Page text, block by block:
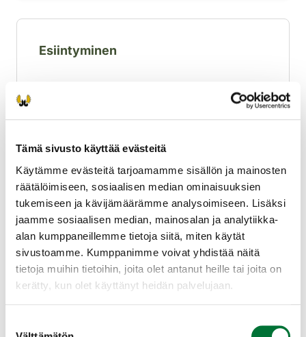
Tämä sivusto käyttää evästeitä
Käytämme evästeitä tarjoamamme sisällön ja mainosten
räätälöimiseen, sosiaalisen median ominaisuuksien
tukemiseen ja kävijämäärämme analysoimiseen. Lisäksi
jaamme sosiaalisen median, mainosalan ja analytiikka-
alan kumppaneillemme tietoja siitä, miten käytät
sivustoamme. Kumppanimme voivat yhdistää näitä
tietoja muihin tietoihin, joita olet antanut heille tai joita on
kerätty, kun olet käyttänyt heidän palvelujaan.
Esiintyminen
Teeri on yhdessä pyyn kanssa runsain
kanalintulajimme. Se pesii lähes koko
Teeren kannankehitys Suomessa on ollut
lähes identtinen metson kanssa: pitkän
taantuman jälkeen 2000-luvulla kanta on
ollut jopa hienoisessa kasvussa. Molemmilla
lajeilla vuosien väliset kannanvaihtelut
voivat lisäksi olla huomattavia.
Teertä tavataan niin havu- kuin
lehtimetsissäkin, mutta runsain kanta on
seurallisempi, ja pesintäkauden ulkopuolella
Laajenna lisätiedot
Ravinto